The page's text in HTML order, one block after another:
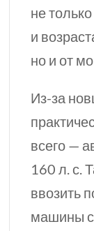
не
и
но и от
Из-за
всего —
160 л. с.
ввозить
машины